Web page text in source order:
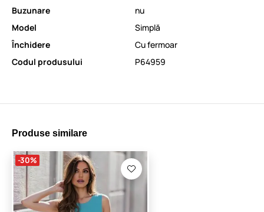
Buzunare
nu
Model
Simplă
Închidere
Cu fermoar
Codul produsului
P64959
Produse similare
-30%